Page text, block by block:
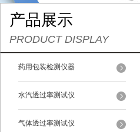
产品展示
PRODUCT DISPLAY
药用包装检测仪器
水汽透过率测试仪
气体透过率测试仪